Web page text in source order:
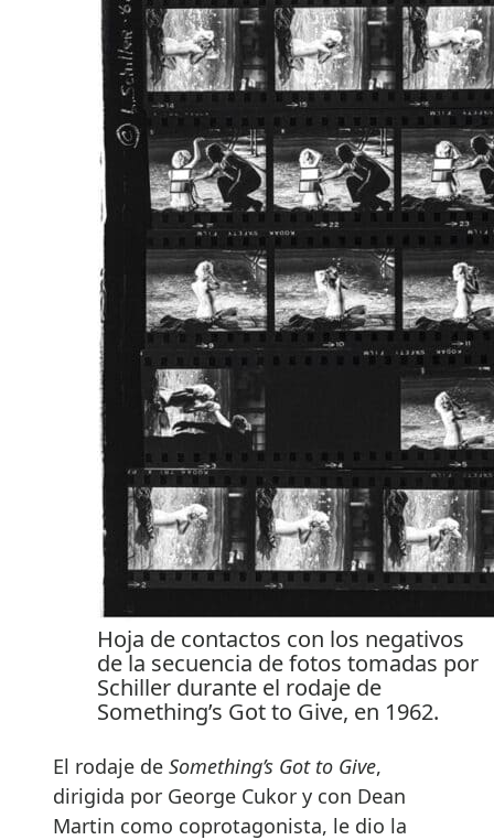
Hoja de contactos con los negativos
de la secuencia de fotos tomadas por
Schiller durante el rodaje de
Something’s Got to Give, en 1962.
El rodaje de Something’s Got to Give,
dirigida por George Cukor y con Dean
Martin como coprotagonista, le dio la